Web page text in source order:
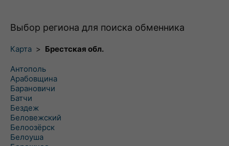
Выбор региона для поиска обменника
Карта > Брестская обл.
Антополь
Арабовщина
Барановичи
Батчи
Бездеж
Беловежский
Белоозёрск
Белоуша